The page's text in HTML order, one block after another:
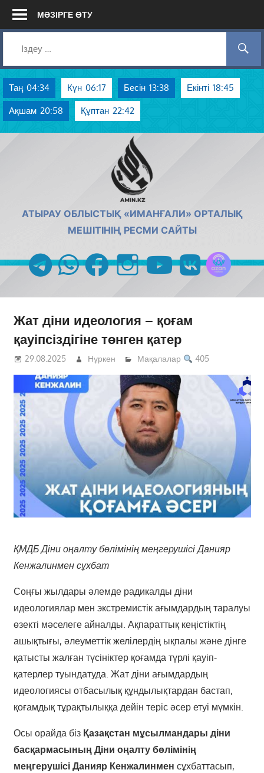
Skip
МӘЗІРГЕ ӨТУ
Таң 04:34 Күн 06:17 Бесін 13:38 Екінті 18:45
Ақшам 20:58 Құптан 22:42
АТЫРАУ ОБЛЫСТЫҚ «ИМАНҒАЛИ» ОРТАЛЫҚ
МЕШІТІНІҢ РЕСМИ САЙТЫ
telegramwhatsappfacebookinstagramyoutubevk
Жат діни идеология – қоғам
қауіпсіздігіне төнген қатер
29.08.2025 Нұркен Мақалалар 405
ҚМДБ Діни оңалту бөлімінің меңгерушісі Данияр
Кенжалинмен сұхбат
Соңғы жылдары әлемде радикалды діни
идеологиялар мен экстремистік ағымдардың таралуы
өзекті мәселеге айналды. Ақпараттық кеңістіктің
ашықтығы, әлеуметтік желілердің ықпалы және дінге
қатысты жалған түсініктер қоғамда түрлі қауіп-
қатерлер туындатуда. Жат діни ағымдардың
идеологиясы отбасылық құндылықтардан бастап,
қоғамдық тұрақтылыққа дейін теріс әсер етуі мүмкін.
Осы орайда біз Қазақстан мұсылмандары діни
басқармасының Діни оңалту бөлімінің
меңгерушісі Данияр Кенжалинмен сұхбаттасып,